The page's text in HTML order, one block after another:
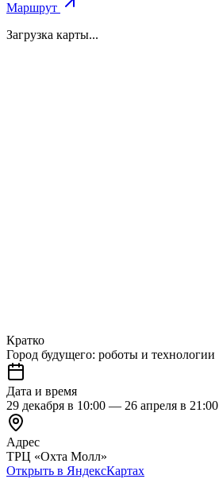
Маршрут
Загрузка карты...
Кратко
Город будущего: роботы и технологии
Дата и время
29 декабря в 10:00 — 26 апреля в 21:00
Адрес
ТРЦ «Охта Молл»
Открыть в ЯндексКартах